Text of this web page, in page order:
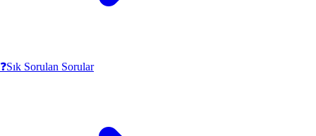
❓Sık Sorulan Sorular